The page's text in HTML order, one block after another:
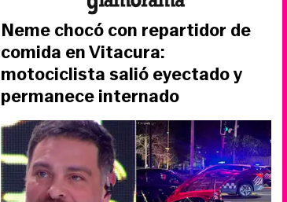
Neme chocó con repartidor de
comida en Vitacura:
motociclista salió eyectado y
permanece internado